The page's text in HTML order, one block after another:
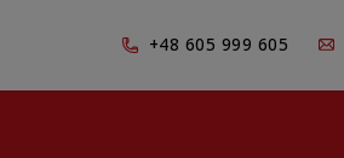
+48 605 999 605